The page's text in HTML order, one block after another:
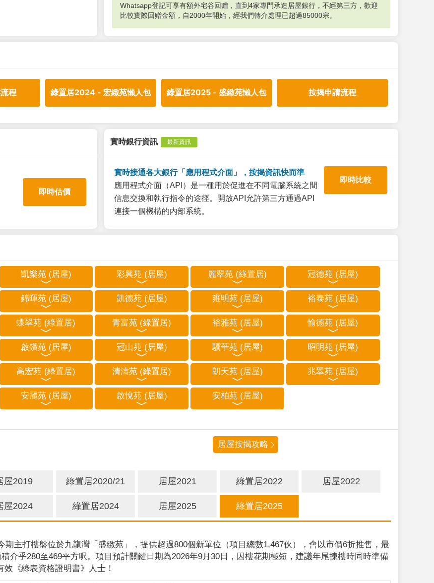
Whatsapp登記可享有額外宅谷回赠，直到4家專門承造居屋銀行，不經第三方，歡迎
比較實際回赠金額，自2000年開始，經我們轉介處理已超過85000宗。
程 綠置居2024 - 宏緻苑懶人包 綠置居2025 - 盛緻苑懶人包 按揭申請流程
即時估價
實時銀行資訊 最新資訊
實時接通各大銀行「應用程式介面」，按揭資訊快而準
應用程式介面（API）是一種用於促進在不同電腦系統之間
信息交換和執行指令的途徑。開放API允許第三方通過API
連接一個機構的内部系統。
即時比較
凱樂苑 (居屋) 彩興苑 (居屋) 麗翠苑 (綠置居) 冠德苑 (居屋)
錦暉苑 (居屋) 凱德苑 (居屋) 雍明苑 (居屋) 裕泰苑 (居屋)
蝶翠苑 (綠置居) 青富苑 (綠置居) 裕雅苑 (居屋) 愉德苑 (居屋)
啟鑽苑 (居屋) 冠山苑 (居屋) 驥華苑 (居屋) 昭明苑 (居屋)
高宏苑 (綠置居) 清濤苑 (綠置居) 朗天苑 (居屋) 兆翠苑 (居屋)
安麗苑 (居屋) 啟悅苑 (居屋) 安柏苑 (居屋)
居屋按揭攻略
屋2019 綠置居2020/21 居屋2021 綠置居2022 居屋2022
屋2024 綠置居2024 居屋2025 綠置居2025
主打樓盤位於九龍灣「盛緻苑」，提供超過800個新單位（項目總數1,467伙），會以市價6折推售，最
介乎280至469平方呎。項目預計關鍵日期為2026年9月30日，因樓花期極短，建議年尾揀樓時同時準備
《綠表資格證明書》人士！